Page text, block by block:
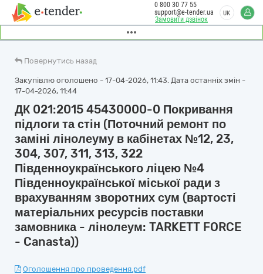
Замовити дзвінок
0 800 30 77 55
support@e-tender.ua
UK
Повернутись назад
Закупівлю оголошено - 17-04-2026, 11:43. Дата останніх змін -
17-04-2026, 11:44
ДК 021:2015 45430000-0 Покривання
підлоги та стін (Поточний ремонт по
заміні лінолеуму в кабінетах №12, 23,
304, 307, 311, 313, 322
Південноукраїнського ліцею №4
Південноукраїнської міської ради з
врахуванням зворотних сум (вартості
матеріальних ресурсів поставки
замовника - лінолеум: TARKETT FORCE
- Canasta))
Оголошення про проведення.pdf